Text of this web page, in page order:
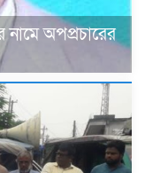
নামে অপপ্রচারের